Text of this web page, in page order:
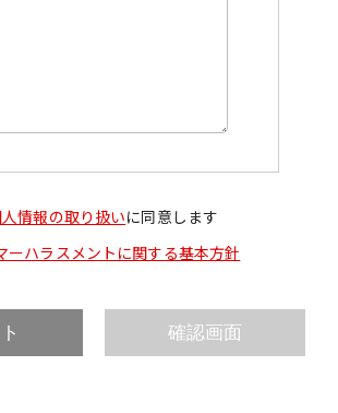
情報の取り扱いに同意します
ーハラスメントに関する基本方針